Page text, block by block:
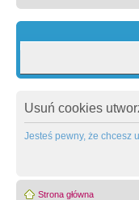
Usuń cookies
Jesteś pewny, że chcesz
Strona główna